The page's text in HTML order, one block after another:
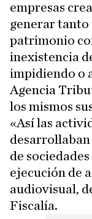
empresas
generar tanto
patrimonio
inexistencia
impidiendo o
Agencia
los mismos
«Así las
de
ejecución de
audiovisual,
Fiscalía.